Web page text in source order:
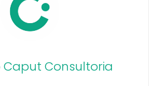
Caput Consultoria